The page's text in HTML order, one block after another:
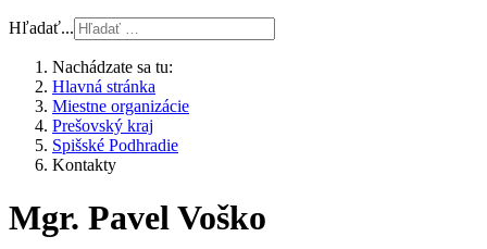
Hľadať...
Nachádzate sa tu:
Hlavná stránka
Miestne organizácie
Prešovský kraj
Spišské Podhradie
Kontakty
Mgr. Pavel Voško